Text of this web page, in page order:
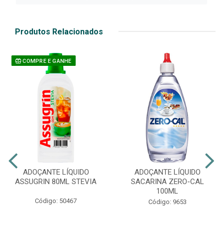
Produtos Relacionados
COMPRE E GANHE
ADOÇANTE LÍQUIDO
ASSUGRIN 80ML STEVIA
Código: 50467
ADOÇANTE LÍQUIDO
SACARINA ZERO-CAL
100ML
Código: 9653